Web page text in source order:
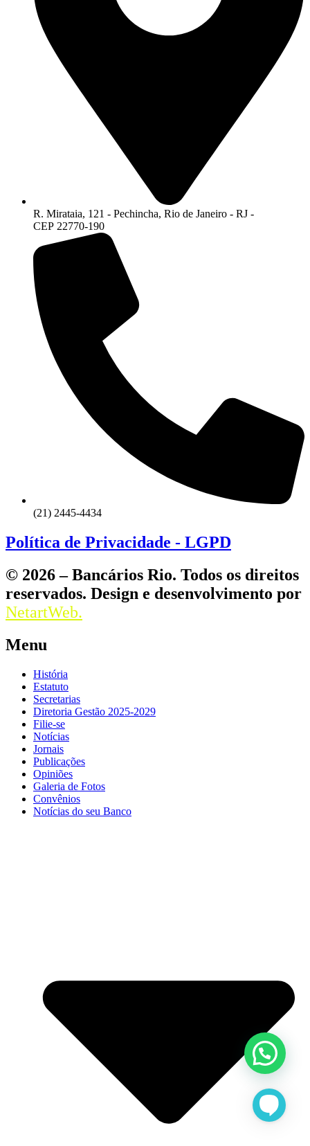
R. Mirataia, 121 - Pechincha, Rio de Janeiro - RJ -
CEP 22770-190
(21) 2445-4434
Política de Privacidade - LGPD
© 2026 – Bancários Rio. Todos os direitos
reservados. Design e desenvolvimento por
NetartWeb.
Menu
História
Estatuto
Secretarias
Diretoria Gestão 2025-2029
Filie-se
Notícias
Jornais
Publicações
Opiniões
Galeria de Fotos
Convênios
Notícias do seu Banco